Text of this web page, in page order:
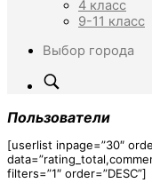
4 класс
9-11 класс
Выбор города
Пользователи
[userlist inpage=”30″
filters=”1″ order=”DESC”]